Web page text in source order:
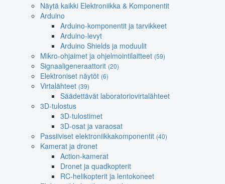
Näytä kaikki Elektroniikka & Komponentit
Arduino
Arduino-komponentit ja tarvikkeet
Arduino-levyt
Arduino Shields ja moduulit
Mikro-ohjaimet ja ohjelmointilaitteet (59)
Signaaligeneraattorit (20)
Elektroniset näytöt (6)
Virtalähteet (39)
Säädettävät laboratoriovirtalähteet
3D-tulostus
3D-tulostimet
3D-osat ja varaosat
Passiiviset elektroniikkakomponentit (40)
Kamerat ja dronet
Action-kamerat
Dronet ja quadkopterit
RC-helikopterit ja lentokoneet